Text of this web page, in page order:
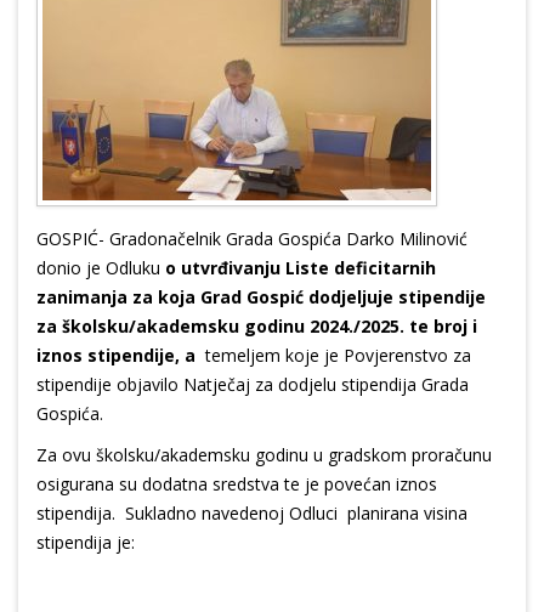
GOSPIĆ- Gradonačelnik Grada Gospića Darko Milinović
donio je Odluku o utvrđivanju Liste deficitarnih
zanimanja za koja Grad Gospić dodjeljuje stipendije
za školsku/akademsku godinu 2024./2025. te broj i
iznos stipendije, a temeljem koje je Povjerenstvo za
stipendije objavilo Natječaj za dodjelu stipendija Grada
Gospića.
Za ovu školsku/akademsku godinu u gradskom proračunu
osigurana su dodatna sredstva te je povećan iznos
stipendija. Sukladno navedenoj Odluci planirana visina
stipendija je: